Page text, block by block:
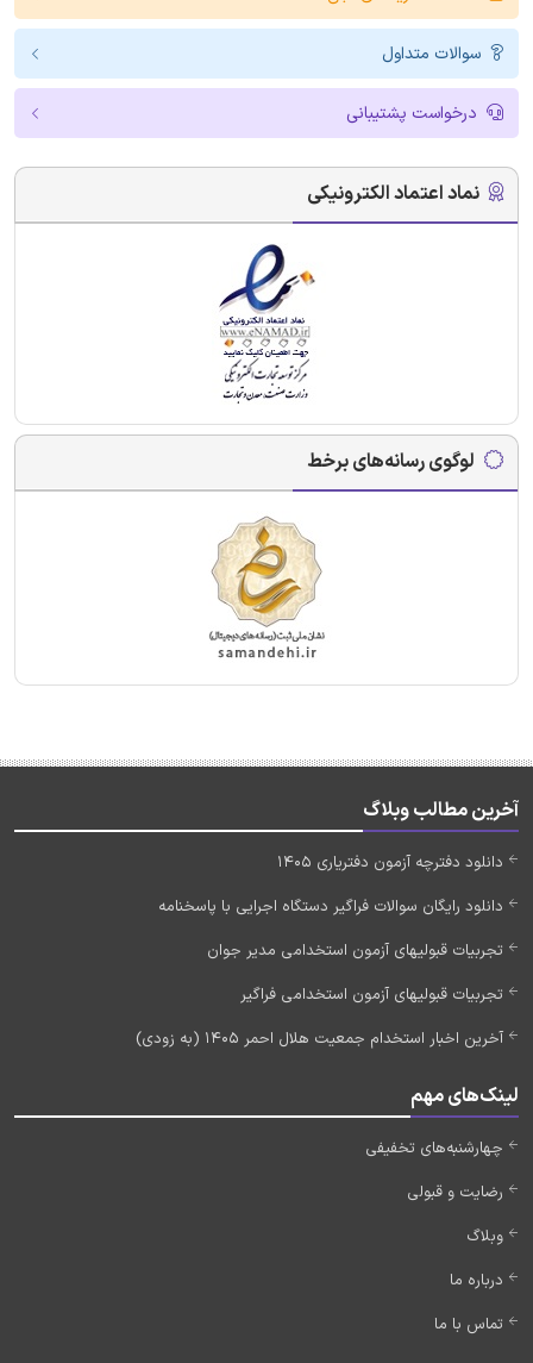
سوالات متداول
درخواست پشتیبانی
نماد اعتماد الکترونیکی
لوگوی رسانه‌های برخط
آخرین مطالب وبلاگ
دانلود دفترچه آزمون دفتریاری 1405
دانلود رایگان سوالات فراگیر دستگاه اجرایی با پاسخنامه
تجربیات قبولیهای آزمون استخدامی مدیر جوان
تجربیات قبولیهای آزمون استخدامی فراگیر
آخرین اخبار استخدام جمعیت هلال احمر 1405 (به زودی)
لینک‌های مهم
چهارشنبه‌های تخفیفی
رضایت و قبولی
وبلاگ
درباره ما
تماس با ما